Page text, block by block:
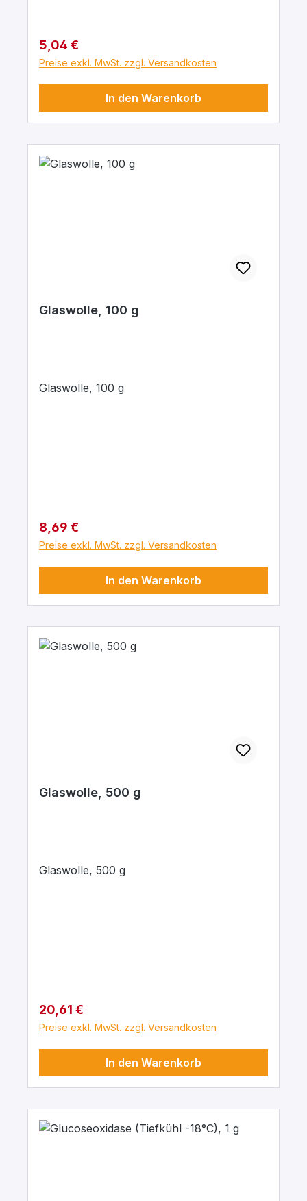
Regulärer Preis:
5,04 €
Preise exkl. MwSt. zzgl. Versandkosten
In den Warenkorb
Glaswolle, 100 g
Glaswolle, 100 g
Regulärer Preis:
8,69 €
Preise exkl. MwSt. zzgl. Versandkosten
In den Warenkorb
Glaswolle, 500 g
Glaswolle, 500 g
Regulärer Preis:
20,61 €
Preise exkl. MwSt. zzgl. Versandkosten
In den Warenkorb